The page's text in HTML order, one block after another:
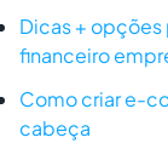
Dicas +
financeiro
Como criar e-
cabeça